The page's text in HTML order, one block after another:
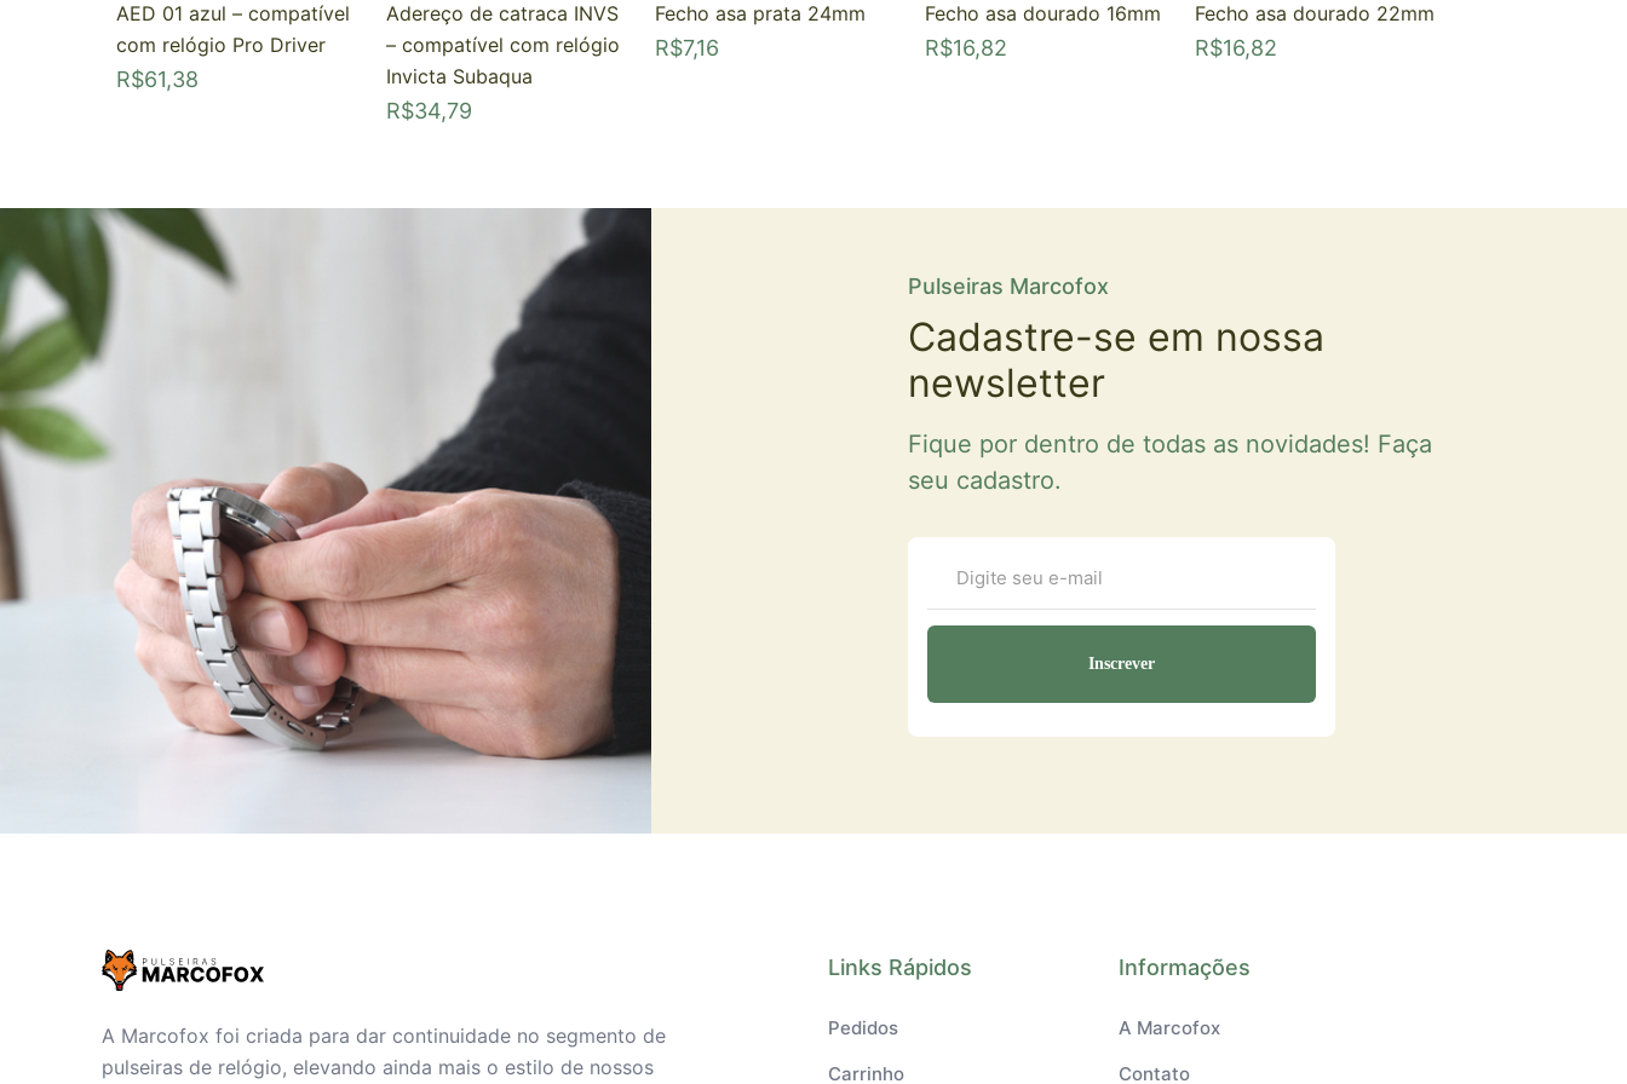
AED 01 azul – compatível
com relógio Pro Driver
R$61,38
Adereço de catraca INVS
– compatível com relógio
Invicta Subaqua
R$34,79
Fecho asa prata 24mm
R$7,16
Fecho asa dourado 16mm
R$16,82
Fecho asa dourado 22mm
R$16,82
Pulseiras Marcofox
Cadastre-se em nossa
newsletter
Fique por dentro de todas as novidades! Faça
seu cadastro.
A Marcofox foi criada para dar continuidade no segmento de
pulseiras de relógio, elevando ainda mais o estilo de nossos
Links Rápidos
Pedidos
Carrinho
Informações
A Marcofox
Contato